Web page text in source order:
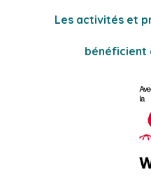
Les activités et
bénéficient